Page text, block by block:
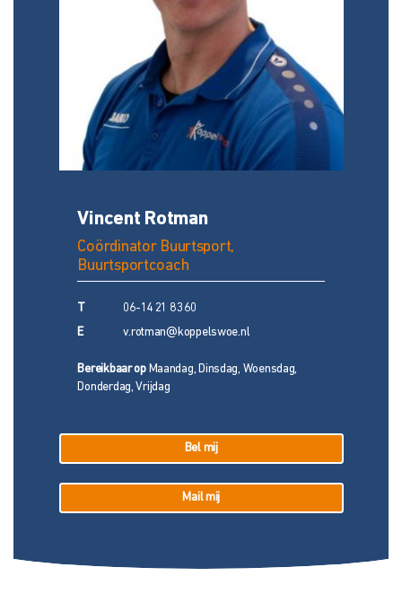
Vincent Rotman
Coördinator Buurtsport,
Buurtsportcoach
06-14 21 83 60
E v.rotman@koppelswoe.nl
Bereikbaar opMaandag, Dinsdag, Woensdag,
Donderdag, Vrijdag
Bel mij
Mail mij